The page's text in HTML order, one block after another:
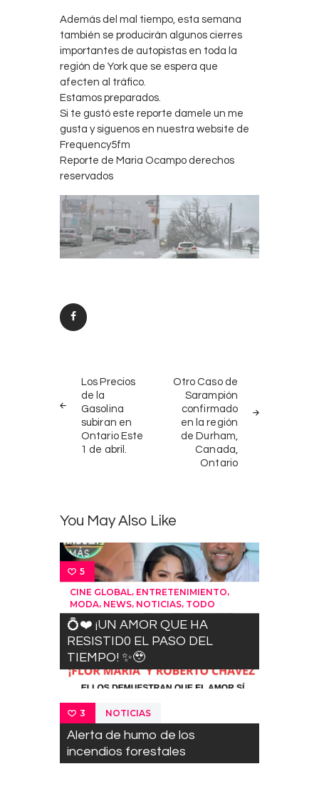
Además del mal tiempo, esta semana
también se producirán algunos cierres
importantes de autopistas en toda la
región de York que se espera que
afecten al tráfico.
Estamos preparados.
Si te gustó este reporte damele un me
gusta y siguenos en nuestra website de
Frequency5fm
Reporte de Maria Ocampo derechos
reservados
navigation
POST
Los Precios
de la
Gasolina
subiran en
Ontario Este
1 de abril.
Otro Caso de
Sarampión
confirmado
en la región
de Durham,
Canada,
Ontario
You May Also Like
5
CINE GLOBAL, ENTRETENIMIENTO,
MODA, NEWS, NOTICIAS, TODO
💍❤️ ¡UN AMOR QUE HA
RESISTID0 EL PASO DEL
TIEMPO! ✨🥹
3 NOTICIAS
Alerta de humo de los
incendios forestales